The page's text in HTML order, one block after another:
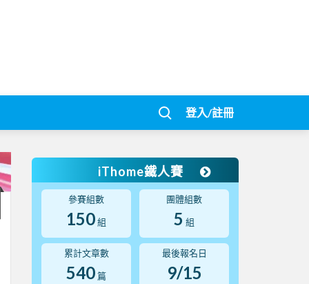
登入/註冊
iThome鐵人賽
參賽組數
150組
團體組數
5 組
累計文章數
540 篇
最後報名日
9/15